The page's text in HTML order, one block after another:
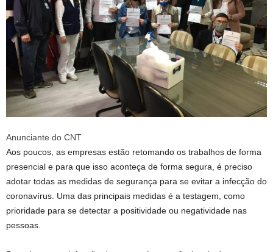
Anunciante do CNT
Aos poucos, as empresas estão retomando os trabalhos de forma
presencial e para que isso aconteça de forma segura, é preciso
adotar todas as medidas de segurança para se evitar a infecção do
coronavírus. Uma das principais medidas é a testagem, como
prioridade para se detectar a positividade ou negatividade nas
pessoas.